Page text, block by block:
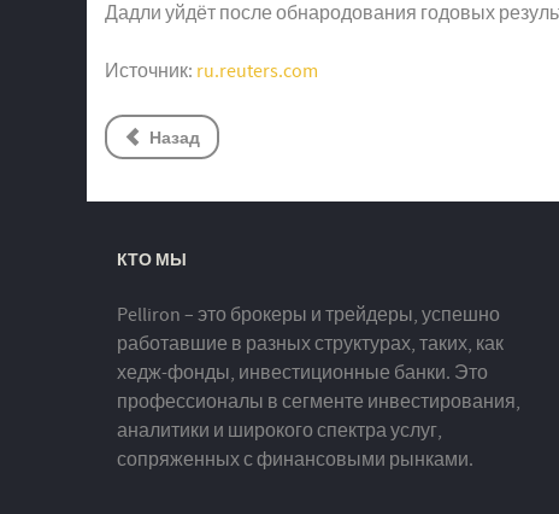
Дадли уйдёт после обнародования годовых
Источник: ru.reuters.com
Назад
КТО МЫ
Pelliron – это брокеры и трейдеры, успешно
работавшие в разных структурах, таких, как
хедж-фонды, инвестиционные банки. Это
профессионалы в сегменте инвестирования,
аналитики и широкого спектра услуг,
сопряженных с финансовыми рынками.